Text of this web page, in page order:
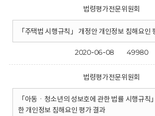
법령평가전문위원회
「주택법 시행규칙」 개정안 개인정보 침해요인
2020-06-08 49980
법령평가전문위원회
「아동ㆍ청소년의 성보호에 관한 법률 시행규칙
한 개인정보 침해요인 평가 결과